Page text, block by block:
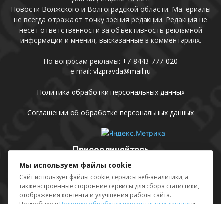
Новости Волжского и Волгоградской области. Материалы
не всегда отражают точку зрения редакции. Редакция не
несет ответственности за объективность рекламной
информации и мнения, высказанные в комментариях.
По вопросам рекламы: +7-8443-777-020
e-mail: vlzpravda@mail.ru
Политика обработки персональных данных
Соглашении об обработке персональных данных
Присоединяйтесь
Мы используем файлы cookie
Сайт использует файлы cookie, сервисы веб-аналитики, а
также встроенные сторонние сервисы для сбора статистики,
отображения контента и улучшения работы сайта.